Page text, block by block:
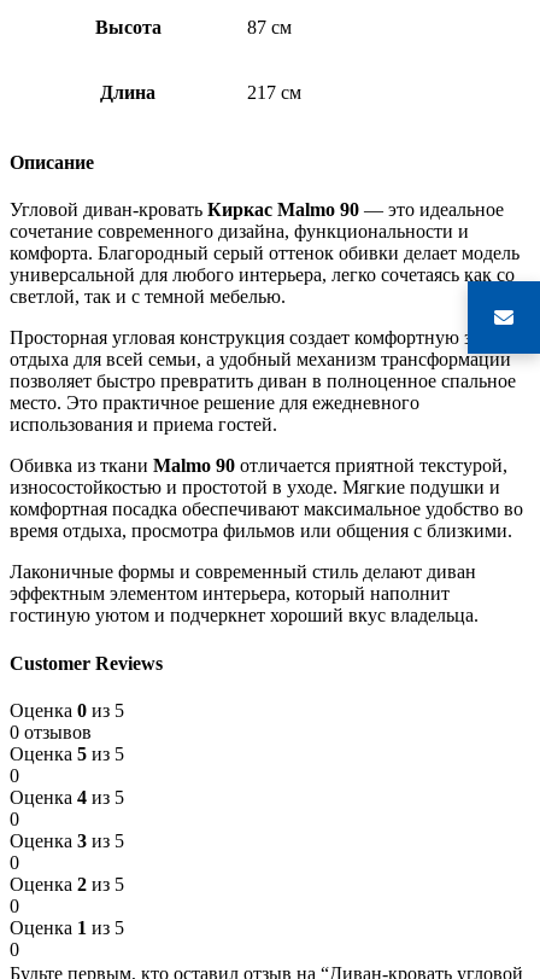
Высота 87 см
Длина 217 см
Описание
Угловой диван-кровать Киркас Malmo 90 — это идеальное
сочетание современного дизайна, функциональности и
комфорта. Благородный серый оттенок обивки делает модель
универсальной для любого интерьера, легко сочетаясь как со
светлой, так и с темной мебелью.
Просторная угловая конструкция создает комфортную зону
отдыха для всей семьи, а удобный механизм трансформации
позволяет быстро превратить диван в полноценное спальное
место. Это практичное решение для ежедневного
использования и приема гостей.
Обивка из ткани Malmo 90 отличается приятной текстурой,
износостойкостью и простотой в уходе. Мягкие подушки и
комфортная посадка обеспечивают максимальное удобство во
время отдыха, просмотра фильмов или общения с близкими.
Лаконичные формы и современный стиль делают диван
эффектным элементом интерьера, который наполнит
гостиную уютом и подчеркнет хороший вкус владельца.
Customer Reviews
Оценка 0 из 5
0 отзывов
Оценка 5 из 5
0
Оценка 4 из 5
0
Оценка 3 из 5
0
Оценка 2 из 5
0
Оценка 1 из 5
0
Будьте первым, кто оставил отзыв на “Диван-кровать угловой